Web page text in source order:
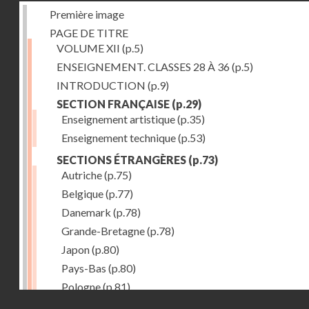
Première image
PAGE DE TITRE
VOLUME XII (p.5)
ENSEIGNEMENT. CLASSES 28 À 36 (p.5)
INTRODUCTION (p.9)
SECTION FRANÇAISE (p.29)
Enseignement artistique(p.35)
Enseignement technique(p.53)
SECTIONS ÉTRANGÈRES (p.73)
Autriche(p.75)
Belgique(p.77)
Danemark (p.78)
Grande-Bretagne(p.78)
Japon(p.80)
Pays-Bas (p.80)
Pologne(p.81)